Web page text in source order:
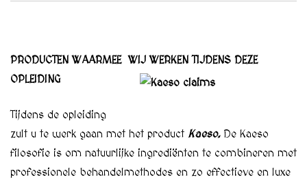
PRODUCTEN WAARMEE WIJ WERKEN TIJDENS DEZE
OPLEIDING
Tijdens de opleiding
zult u te werk gaan met het product Kaeso.De Kaeso
filosofie is om natuurlijke ingrediënten te combineren met
professionele behandelmethodes en zo effectieve en luxe